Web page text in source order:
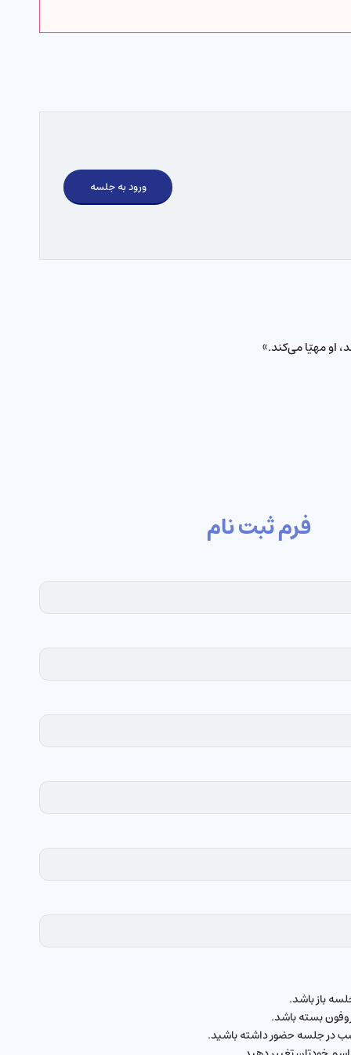
ورود به جلسه
او مهیّا می‌كند.»
فرم ثبت نام